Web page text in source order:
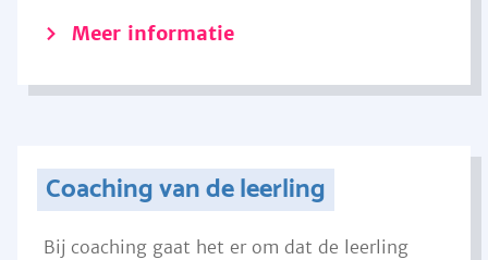
Meer informatie
Coaching van de leerling
Bij coaching gaat het er om dat de leerling